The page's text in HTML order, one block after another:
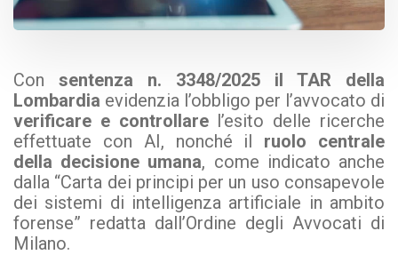
Con sentenza n. 3348/2025 il TAR della
Lombardia evidenzia l’obbligo per l’avvocato di
verificare e controllarel’esito delle ricerche
effettuate con AI, nonché il ruolo centrale
della decisione umana, come indicato anche
dalla “Carta dei principi per un uso consapevole
dei sistemi di intelligenza artificiale in ambito
forense” redatta dall’Ordine degli Avvocati di
Milano.